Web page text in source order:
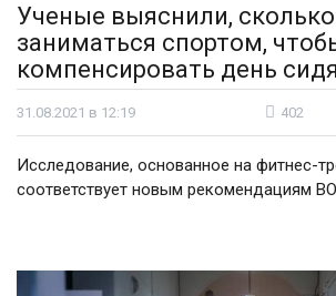
Ученые выяснили,
заниматься спортом,
компенсировать день
31.08.2021 в 12:19 402
Исследование, основанное на фитнес-
соответствует новым рекомендациям